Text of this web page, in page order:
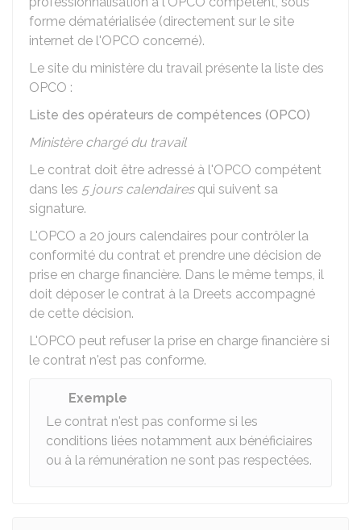
forme dématérialisée (directement sur le site
internet de l'OPCO concerné).
Le site du ministère du travail présente la liste des
OPCO :
Liste des opérateurs de compétences (OPCO)
Ministère chargé du travail
Le contrat doit être adressé à l'OPCO compétent
dans les 5 jours calendairesqui suivent sa
signature.
L'OPCO a 20 jours calendaires pour contrôler la
conformité du contrat et prendre une décision de
prise en charge financière. Dans le même temps, il
doit déposer le contrat à la Dreets accompagné
de cette décision.
L'OPCO peut refuser la prise en charge financière si
le contrat n'est pas conforme.
Exemple
Le contrat n'est pas conforme si les
conditions liées notamment aux bénéficiaires
ou à la rémunération ne sont pas respectées.